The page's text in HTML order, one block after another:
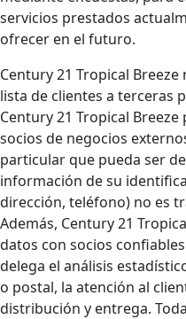
servicios prestados
ofrecer en el futuro.
Century 21 Tropical
lista de clientes a terceras
Century 21 Tropical
socios de negocios
particular que pueda ser
información de su
dirección, teléfono) no es
Además, Century 21
datos con socios
delega el análisis
o postal, la atención al
distribución y entrega.